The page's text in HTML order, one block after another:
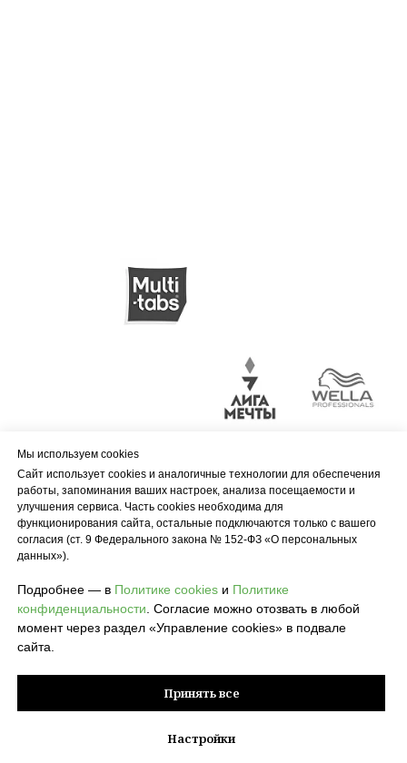
© 2026 POLZA pro
Мы используем cookies
Сайт использует cookies и аналогичные технологии для обеспечения
работы, запоминания ваших настроек, анализа посещаемости и
улучшения сервиса. Часть cookies необходима для
функционирования сайта, остальные подключаются только с вашего
согласия (ст. 9 Федерального закона № 152-ФЗ «О персональных
данных»).
Подробнее — в Политике cookies и Политике
конфиденциальности. Согласие можно отозвать в любой
момент через раздел «Управление cookies» в подвале
сайта.
Принять все
Настройки